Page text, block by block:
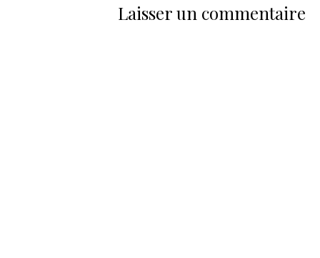
Laisser un commentaire